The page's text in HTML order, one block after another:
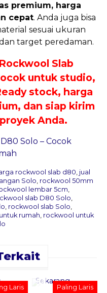
premium, harga
cepat. Anda juga bisa
sesuai ukuran
target peredaman.
Slab
untuk studio,
stock, harga
dan siap kirim
Anda.
rockwool slab d80, jual
Solo, rockwool 50mm
lembar 5cm,
slab D80 Solo,
, rockwool slab Solo,
rumah, rockwool untuk
Laris
Sekarang
Paling Laris